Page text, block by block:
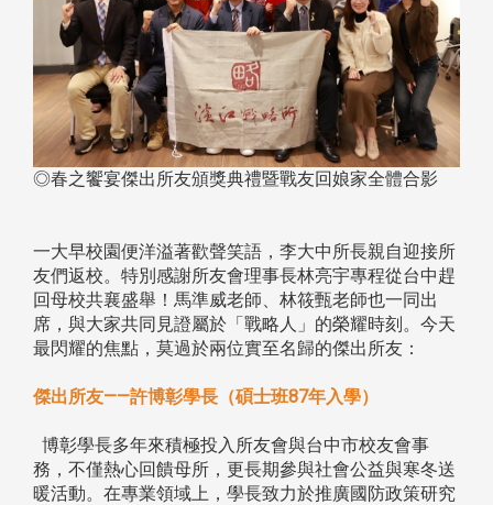
◎春之饗宴傑出所友頒獎典禮暨戰友回娘家全體合影
一大早校園便洋溢著歡聲笑語，李大中所長親自迎接所
友們返校。特別感謝所友會理事長林亮宇專程從台中趕
回母校共襄盛舉！馬準威老師、林筱甄老師也一同出
席，與大家共同見證屬於「戰略人」的榮耀時刻。今天
最閃耀的焦點，莫過於兩位實至名歸的傑出所友：
傑出所友——許博彰學長（碩士班87年入學）
博彰學長多年來積極投入所友會與台中市校友會事
務，不僅熱心回饋母所，更長期參與社會公益與寒冬送
暖活動。在專業領域上，學長致力於推廣國防政策研究